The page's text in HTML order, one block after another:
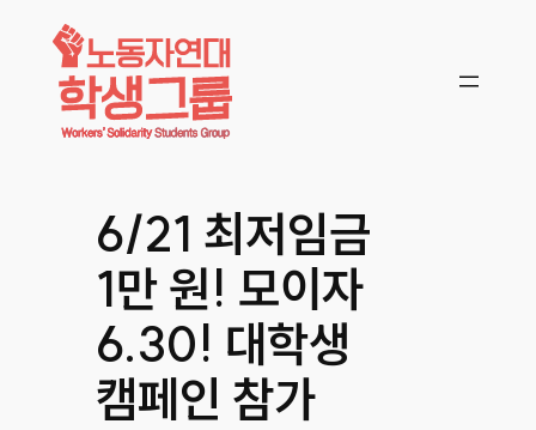
콘텐츠로
바로가기
6/21 최저임금
1만 원! 모이자
6.30! 대학생
캠페인 참가